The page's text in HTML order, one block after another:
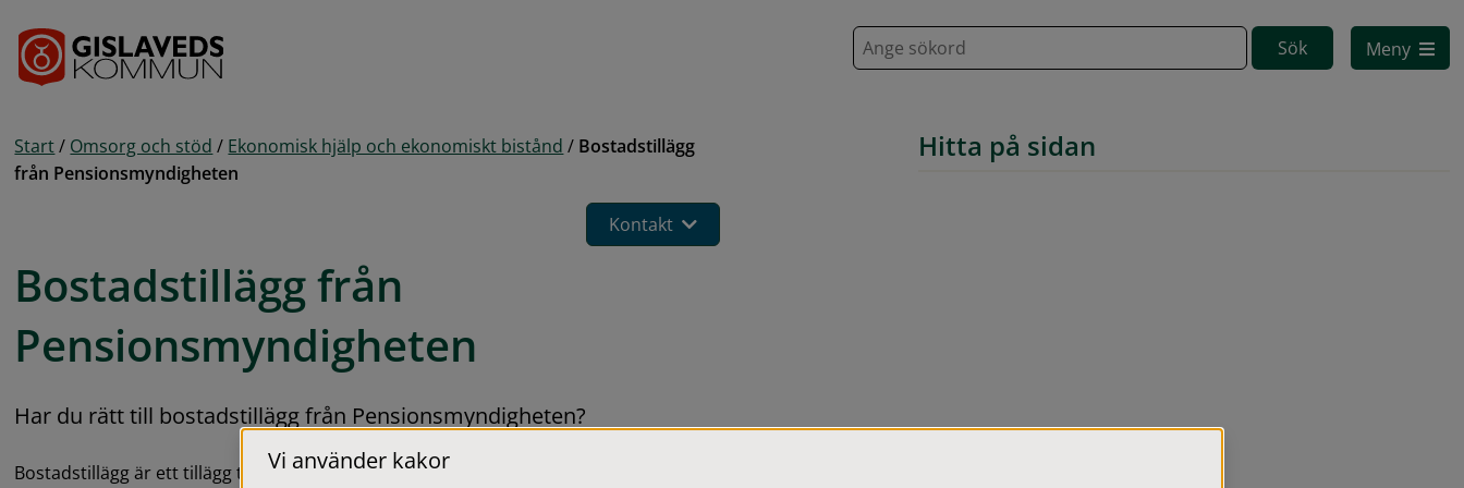
S
ö
Meny
Start / Omsorg och stöd / Ekonomisk hjälp och ekonomiskt bistånd / Bostadstillägg
från Pensionsmyndigheten
Kontakt
Bostadstillägg från
Pensionsmyndigheten
Har du rätt till bostadstillägg från Pensionsmyndigheten?
Bostadstillägg är ett tillägg till din allmänna pension som du ansöker om själv hos
Hitta på sidan
Vi använder kakor